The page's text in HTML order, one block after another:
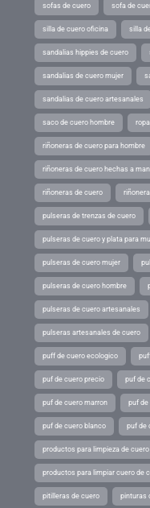
sofas de cuero sofa de
silla de cuero oficina silla
sandalias hippies de cuero
sandalias de cuero mujer
sandalias de cuero artesanales
saco de cuero hombre
riñoneras de cuero para hombre
riñoneras de cuero hechas a
riñoneras de cuero
pulseras de trenzas de cuero
pulseras de cuero y plata para
pulseras de cuero mujer
pulseras de cuero hombre
pulseras de cuero artesanales
pulseras artesanales de cuero
puff de cuero ecologico
puf de cuero precio puf de
puf de cuero marron puf de
puf de cuero blanco puf de
productos para limpieza de cuero
productos para limpiar cuero de
pitilleras de cuero pinturas